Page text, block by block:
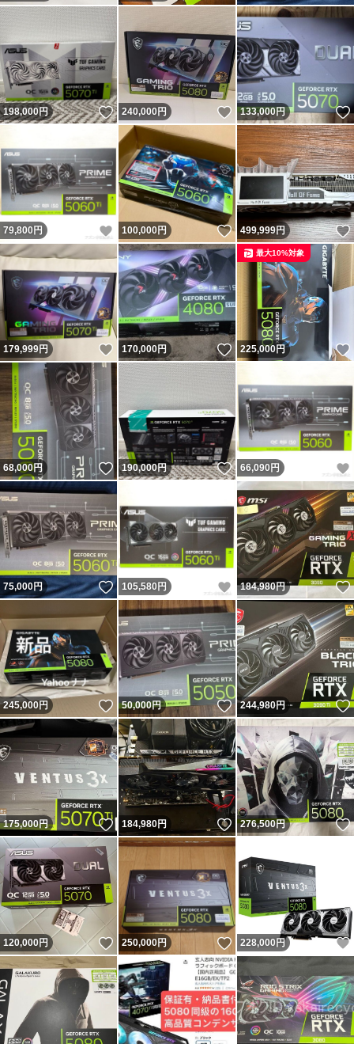
198,000円 いいね！
240,000円 いいね！
133,000円
79,800 円 いいね！
100,000円 いいね！
499,999円
179,999円 いいね！
170,000円 いいね！
225,000円
最大10%対象
68,000円 いいね！
190,000円 いいね！
66,090 円
75,000円 いいね！
105,580 円 いいね！
184,980円
245,000円 いいね！
50,000円 いいね！
244,980円
175,000円 いいね！
184,980円 いいね！
276,500円
120,000円 いいね！
250,000円 いいね！
228,000 円